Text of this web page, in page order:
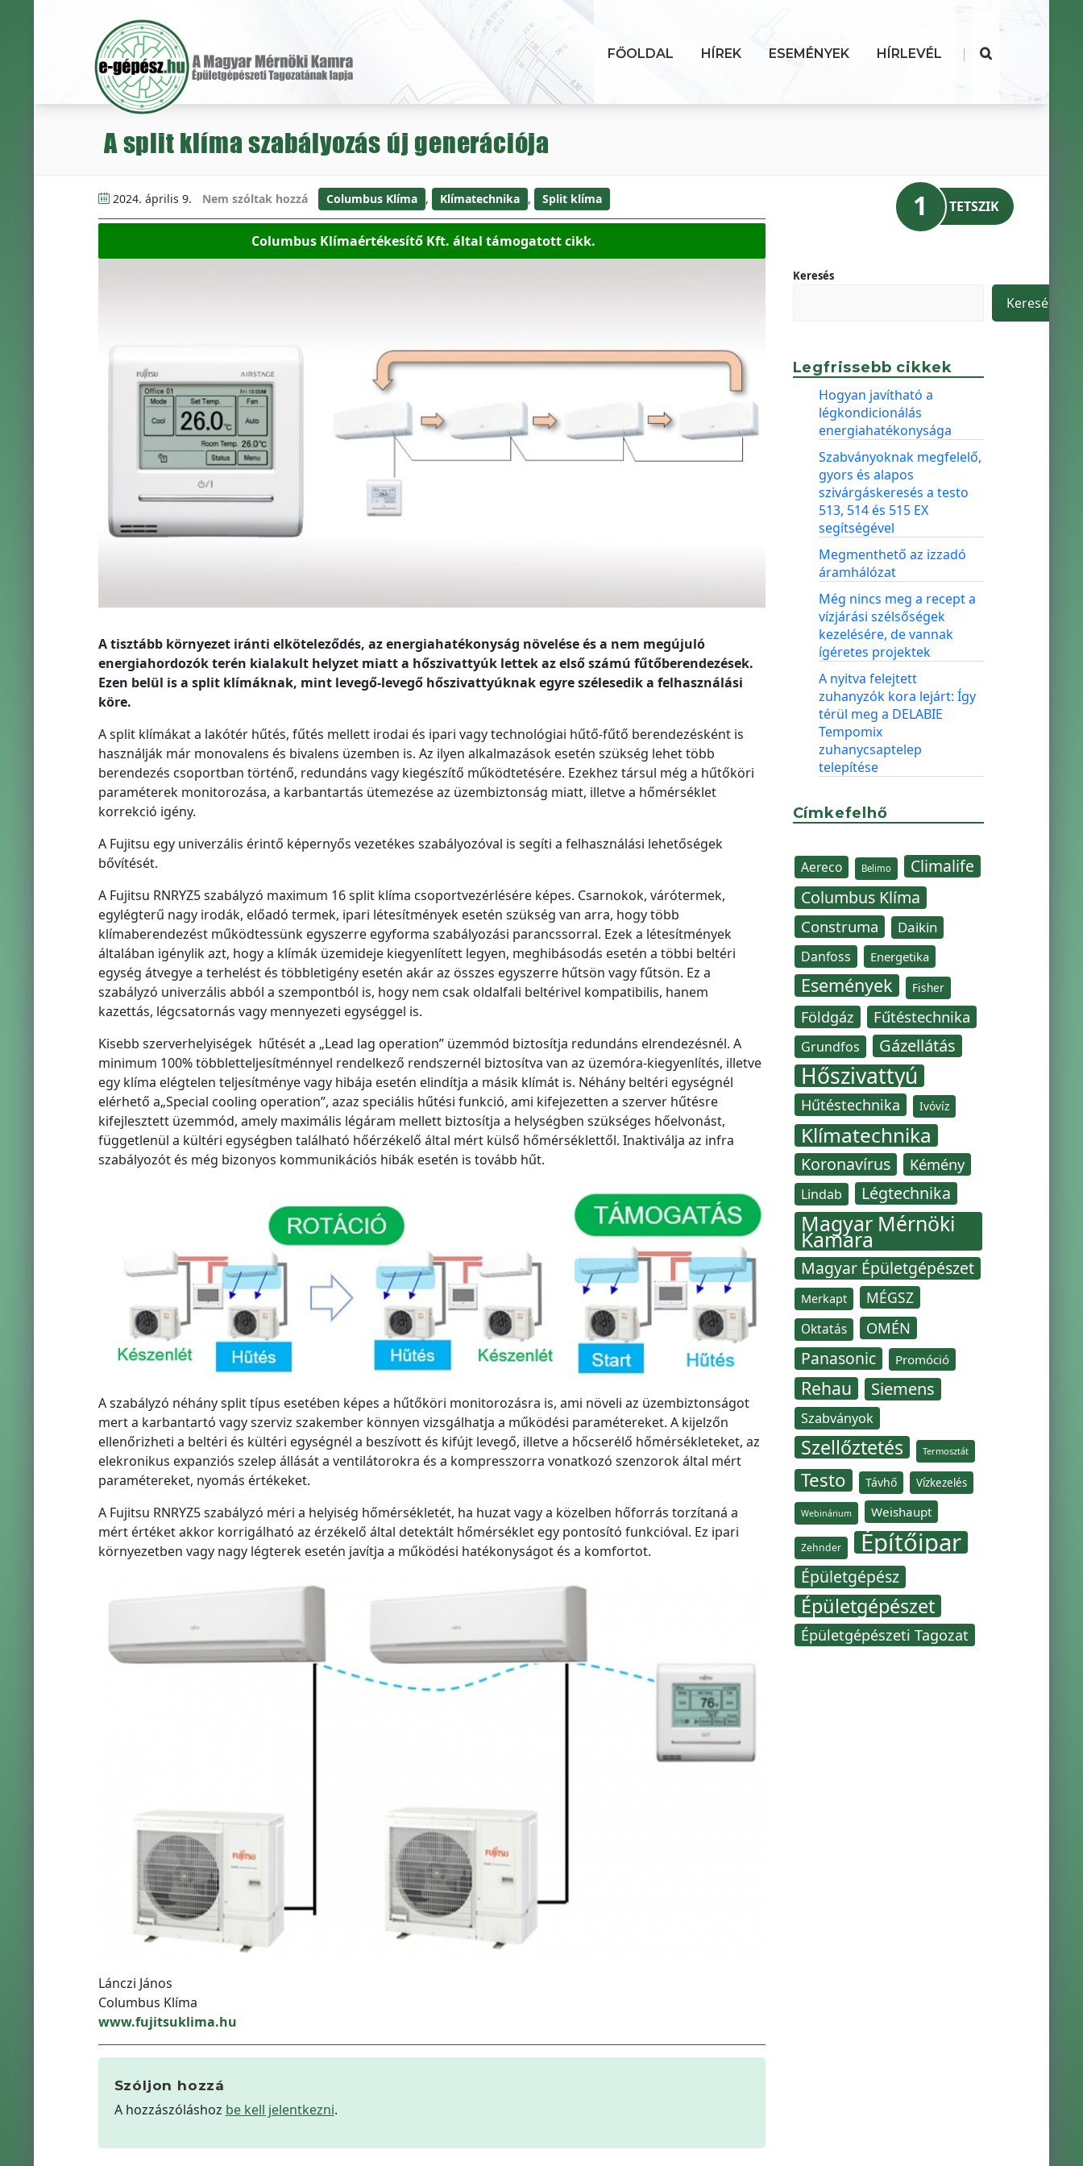
FŐOLDAL HÍREK ESEMÉNYEK HÍRLEVÉL |
A split klíma szabályozás új generációja
2024. április 9. Nem szóltak hozzá Columbus Klíma , Klímatechnika , Split klíma
Columbus Klímaértékesítő Kft. által támogatott cikk.
A tisztább környezet iránti elköteleződés, az energiahatékonyság növelése és a nem megújuló
energiahordozók terén kialakult helyzet miatt a hőszivattyúk lettek az első számú fűtőberendezések.
Ezen belül is a split klímáknak, mint levegő-levegő hőszivattyúknak egyre szélesedik a felhasználási
köre.
A split klímákat a lakótér hűtés, fűtés mellett irodai és ipari vagy technológiai hűtő-fűtő berendezésként is
használják már monovalens és bivalens üzemben is. Az ilyen alkalmazások esetén szükség lehet több
berendezés csoportban történő, redundáns vagy kiegészítő működtetésére. Ezekhez társul még a hűtőköri
paraméterek monitorozása, a karbantartás ütemezése az üzembiztonság miatt, illetve a hőmérséklet
korrekció igény.
A Fujitsu egy univerzális érintő képernyős vezetékes szabályozóval is segíti a felhasználási lehetőségek
bővítését.
A Fujitsu RNRYZ5 szabályzó maximum 16 split klíma csoportvezérlésére képes. Csarnokok, várótermek,
egylégterű nagy irodák, előadó termek, ipari létesítmények esetén szükség van arra, hogy több
klímaberendezést működtessünk egyszerre egyforma szabályozási parancssorral. Ezek a létesítmények
általában igénylik azt, hogy a klímák üzemideje kiegyenlített legyen, meghibásodás esetén a többi beltéri
egység átvegye a terhelést és többletigény esetén akár az összes egyszerre hűtsön vagy fűtsön. Ez a
szabályzó univerzális abból a szempontból is, hogy nem csak oldalfali beltérivel kompatibilis, hanem
kazettás, légcsatornás vagy mennyezeti egységgel is.
Kisebb szerverhelyiségek hűtését a „Lead lag operation” üzemmód biztosítja redundáns elrendezésnél. A
minimum 100% többletteljesítménnyel rendelkező rendszernél biztosítva van az üzemóra-kiegyenlítés, illetve
egy klíma elégtelen teljesítménye vagy hibája esetén elindítja a másik klímát is. Néhány beltéri egységnél
elérhető a„Special cooling operation”, azaz speciális hűtési funkció, ami kifejezetten a szerver hűtésre
kifejlesztett üzemmód, amely maximális légáram mellett biztosítja a helységben szükséges hőelvonást,
függetlenül a kültéri egységben található hőérzékelő által mért külső hőmérséklettől. Inaktiválja az infra
szabályozót és még bizonyos kommunikációs hibák esetén is tovább hűt.
A szabályzó néhány split típus esetében képes a hűtőköri monitorozásra is, ami növeli az üzembiztonságot
mert a karbantartó vagy szerviz szakember könnyen vizsgálhatja a működési paramétereket. A kijelzőn
ellenőrizheti a beltéri és kültéri egységnél a beszívott és kifújt levegő, illetve a hőcserélő hőmérsékleteket, az
elekronikus expanziós szelep állását a ventilátorokra és a kompresszorra vonatkozó szenzorok által mért
paramétereket, nyomás értékeket.
A Fujitsu RNRYZ5 szabályzó méri a helyiség hőmérsékletét, ha huzat vagy a közelben hőforrás torzítaná a
mért értéket akkor korrigálható az érzékelő által detektált hőmérséklet egy pontosító funkcióval. Ez ipari
környezetben vagy nagy légterek esetén javítja a működési hatékonyságot és a komfortot.
Lánczi János
Columbus Klíma
www.fujitsuklima.hu
Szóljon hozzá
A hozzászóláshoz be kell jelentkezni.
1 TETSZIK
Keresés
Keresés
Legfrissebb cikkek
Hogyan javítható a
légkondicionálás
energiahatékonysága
Szabványoknak megfelelő,
gyors és alapos
szivárgáskeresés a testo
513, 514 és 515 EX
segítségével
Megmenthető az izzadó
áramhálózat
Még nincs meg a recept a
vízjárási szélsőségek
kezelésére, de vannak
ígéretes projektek
A nyitva felejtett
zuhanyzók kora lejárt: Így
térül meg a DELABIE
Tempomix
zuhanycsaptelep
telepítése
Címkefelhő
Aereco Belimo
Climalife
Columbus Klíma
Construma Daikin
Danfoss Energetika
Események Fisher
Földgáz Fűtéstechnika
Grundfos Gázellátás
Hőszivattyú
Hűtéstechnika Ivóvíz
Klímatechnika
Koronavírus Kémény
Lindab Légtechnika
Magyar Mérnöki
Kamara
Magyar Épületgépészet
Merkapt MÉGSZ
Oktatás OMÉN
Panasonic Promóció
Rehau Siemens
Szabványok
Szellőztetés Termosztát
Testo Távhő Vízkezelés
Webinárium Weishaupt
Zehnder Építőipar
Épületgépész
Épületgépészet
Épületgépészeti Tagozat